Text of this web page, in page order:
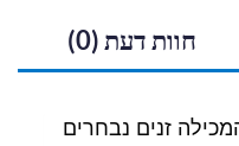
חוות דעת (0)
זנים נבחרים